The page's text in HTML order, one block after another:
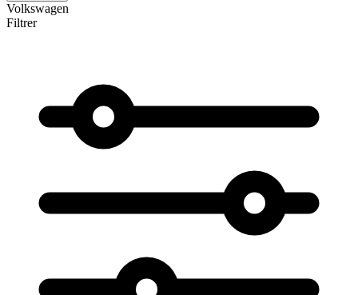
Volkswagen
Filtrer